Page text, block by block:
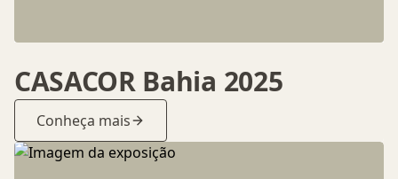
CASACOR Bahia 2025
Conheça mais